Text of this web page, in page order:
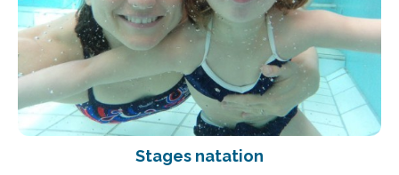
Stages natation